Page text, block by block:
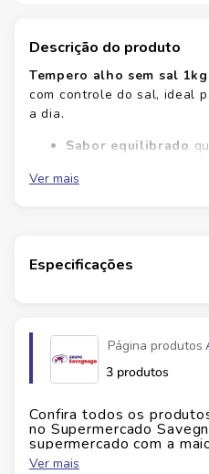
Descrição do produto
Tempero alho sem sal 1kg
com controle do sal, ideal
a dia.
Sabor equilibrado
Versatilidade
Economiausa menos
para o dia a dia. Alérgenos
embalagem.Compre jáe
com o sabor do alho.
Ficha Técnica
Marca:Alho Fácil
Conteúdo:
Ver mais
Especificações
Página produtos
3 produtos
Confira todos os
no Supermercado
supermercado com a
do Brasil!
Ver mais